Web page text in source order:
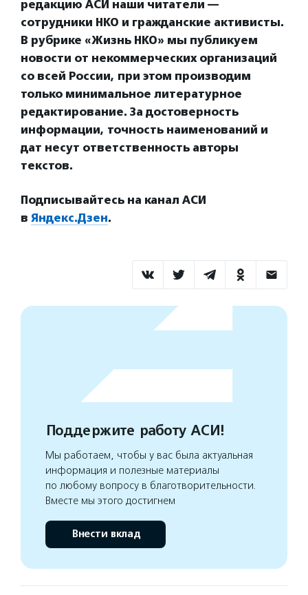
редакцию АСИ наши читатели —
сотрудники НКО и гражданские активисты.
В рубрике «Жизнь НКО» мы публикуем
новости от некоммерческих организаций
со всей России, при этом производим
только минимальное литературное
редактирование. За достоверность
информации, точность наименований и
дат несут ответственность авторы
текстов.
Подписывайтесь на канал АСИ
в Яндекс.Дзен.
Поддержите работу АСИ!
Мы работаем, чтобы у вас была актуальная
информация и полезные материалы
по любому вопросу в благотворительности.
Вместе мы этого достигнем
Внести вклад